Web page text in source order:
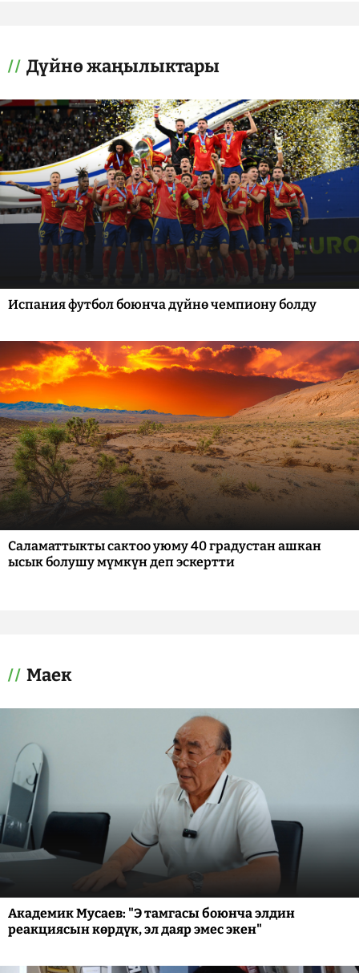
Дүйнө жаңылыктары
Испания футбол боюнча дүйнө чемпиону болду
Саламаттыкты сактоо уюму 40 градустан ашкан
ысык болушу мүмкүн деп эскертти
Маек
Академик Мусаев: "Э тамгасы боюнча элдин
реакциясын көрдүк, эл даяр эмес экен"